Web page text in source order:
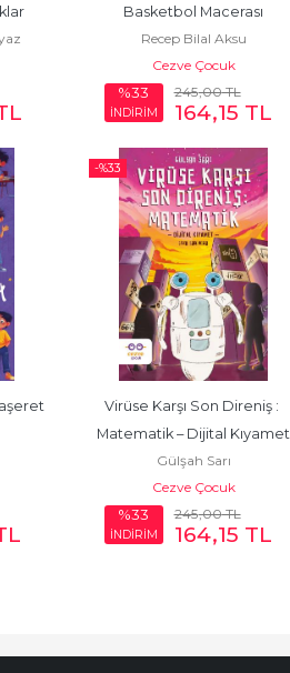
Basketbol Macerası
Recep Bilal Aksu
Cezve Çocuk
%33
İNDİRİM
245,00TL
164,15 TL
-%33
Virüse Karşı Son Direniş :
Matematik – Dijital Kıyamet
Gülşah Sarı
Cezve Çocuk
%33
İNDİRİM
245,00TL
164,15 TL